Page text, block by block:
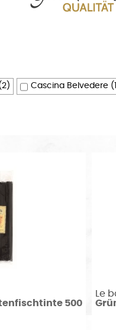
Cascina Belvedere
500
Le